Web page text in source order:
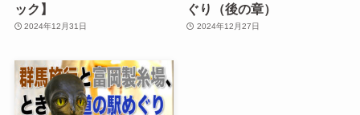
ック】
2024年12月31日
ぐり（後の章）
2024年12月27日